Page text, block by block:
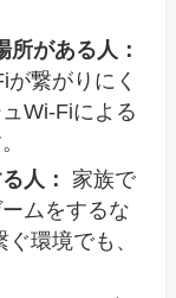
がある人：
繋がりにく
Wi-Fiによる
人：
家族で
ムをするな
環境でも、